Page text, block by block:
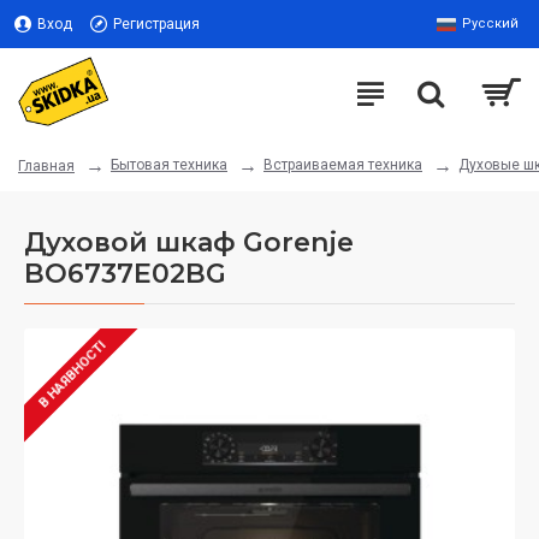
Вход Регистрация Русский
Главная Бытовая техника Встраиваемая техника Духовые
Духовой шкаф Gorenje
BO6737E02BG
В НАЯВНОСТІ